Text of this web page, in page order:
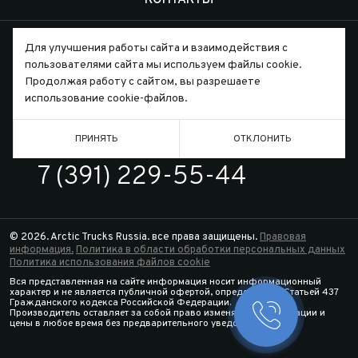
Письмо директору
7 (391) 229-55-44
© 2026. Arctic Trucks Russia. все права защищены. Правовая
информация. Политика в области обработки персональных данных
Политика использования файлов cookie
Вся представленная на сайте информация носит информационный
характер и не является публичной офертой, определяемой Статьей 437
Гражданского кодекса Российской Федерации.
Производитель оставляет за собой право изменять спецификации и
цены в любое время без предварительного уведомления.
Заказать
Для улучшения работы сайта и взаимодействия с
пользователями сайта мы используем файлы cookie.
Продолжая работу с сайтом, вы разрешаете
использование cookie-файлов.
ПРИНЯТЬ ОТКЛОНИТЬ